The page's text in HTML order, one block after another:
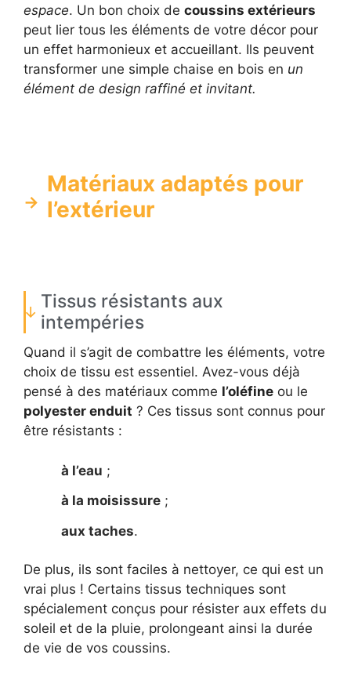
espace. Un bon choix de coussins extérieurs
peut lier tous les éléments de votre décor pour
un effet harmonieux et accueillant. Ils peuvent
transformer une simple chaise en bois en un
élément de design raffiné et invitant.
Matériaux adaptés pour
l’extérieur
Tissus résistants aux
intempéries
Quand il s’agit de combattre les éléments, votre
choix de tissu est essentiel. Avez-vous déjà
pensé à des matériaux comme l’oléfine ou le
polyester enduit ? Ces tissus sont connus pour
être résistants :
à l’eau ;
à la moisissure ;
aux taches.
De plus, ils sont faciles à nettoyer, ce qui est un
vrai plus ! Certains tissus techniques sont
spécialement conçus pour résister aux effets du
soleil et de la pluie, prolongeant ainsi la durée
de vie de vos coussins.